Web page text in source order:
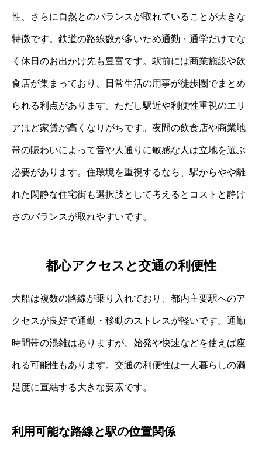
性、さらに自然とのバランスが取れていることが大きな
特徴です。鉄道の路線数が多いため通勤・通学だけでな
く休日のお出かけ先も豊富です。駅前には商業施設や飲
食店が集まっており、日常生活の用事が徒歩圏でまとめ
られる利点があります。ただし駅近や利便性重視のエリ
アほど家賃が高くなりがちです。夜間の飲食店や商業地
帯の賑わいによって音や人通りに敏感な人は立地を選ぶ
必要があります。住環境を重視するなら、駅からやや離
れた閑静な住宅街も選択肢として考えるとコストと静け
さのバランスが取れやすいです。
都心アクセスと交通の利便性
大船は複数の路線が乗り入れており、都内主要駅へのア
クセスが良好で通勤・移動のストレスが軽いです。通勤
時間帯の混雑はありますが、始発や快速などを使えば座
れる可能性もあります。交通の利便性は一人暮らしの満
足度に直結する大きな要素です。
利用可能な路線と駅の位置関係